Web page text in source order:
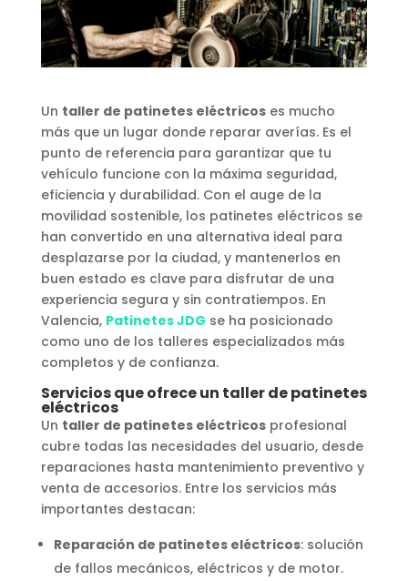
Un taller de patinetes eléctricoses mucho
más que un lugar donde reparar averías. Es el
punto de referencia para garantizar que tu
vehículo funcione con la máxima seguridad,
eficiencia y durabilidad. Con el auge de la
movilidad sostenible, los patinetes eléctricos se
han convertido en una alternativa ideal para
desplazarse por la ciudad, y mantenerlos en
buen estado es clave para disfrutar de una
experiencia segura y sin contratiempos. En
Valencia, Patinetes JDG se ha posicionado
como uno de los talleres especializados más
completos y de confianza.
Servicios que ofrece un taller de patinetes
eléctricos
Un taller de patinetes eléctricosprofesional
cubre todas las necesidades del usuario, desde
reparaciones hasta mantenimiento preventivo y
venta de accesorios. Entre los servicios más
importantes destacan:
Reparación de patinetes eléctricos: solución
de fallos mecánicos, eléctricos y de motor.